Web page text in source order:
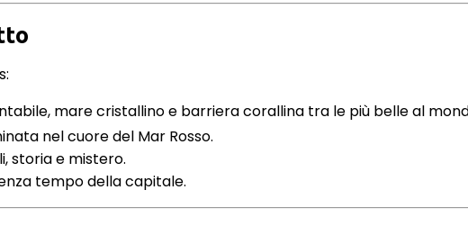
mare cristallino e barriera corallina tra le più belle al
nel cuore del Mar Rosso.
storia e mistero.
tempo della capitale.